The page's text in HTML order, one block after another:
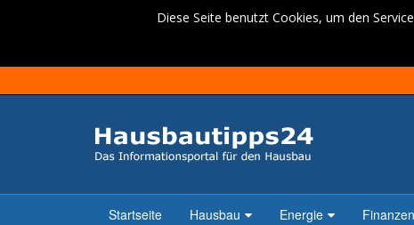
Diese Seite benutzt Cookies, um den
Startseite Hausbau Energie Finanzen